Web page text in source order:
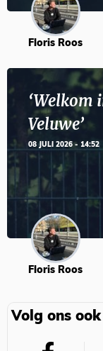
Floris Roos
‘Welkom
Veluwe’
08 JULI 2026 - 14:52
Floris Roos
Volg ons